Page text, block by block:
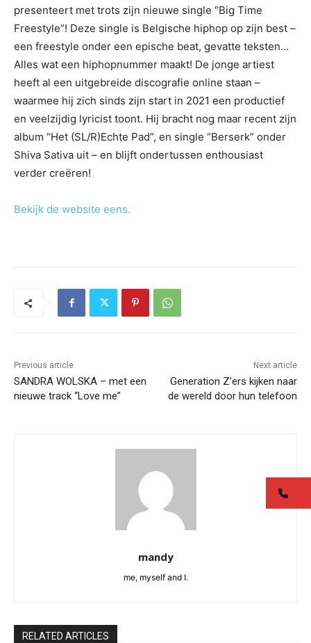
presenteert met trots zijn nieuwe single “Big Time
Freestyle”! Deze single is Belgische hiphop op zijn best –
een freestyle onder een epische beat, gevatte teksten…
Alles wat een hiphopnummer maakt! De jonge artiest
heeft al een uitgebreide discografie online staan –
waarmee hij zich sinds zijn start in 2021 een productief
en veelzijdig lyricist toont. Hij bracht nog maar recent zijn
album “Het (SL/R)Echte Pad”, en single “Berserk” onder
Shiva Sativa uit – en blijft ondertussen enthousiast
verder creëren!
Bekijk de website eens.
Previous article
SANDRA WOLSKA – met een
nieuwe track “Love me”
Next article
Generation Z’ers kijken naar
de wereld door hun telefoon
mandy
me, myself and I.
RELATED ARTICLES